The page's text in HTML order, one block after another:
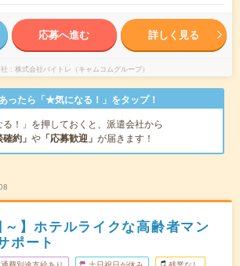
応募へ進む 詳しく見る
株式会社バイトレ（キャムコムグループ）
ったら「★気になる！」をタップ！
る！」を押しておくと、派遣会社から
確約」 や 「応募歓迎」 が届きます！
】ホテルライクな高齢者マン
ポート